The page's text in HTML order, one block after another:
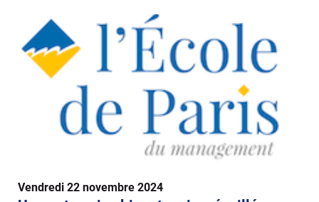
Vendredi 22 novembre 2024